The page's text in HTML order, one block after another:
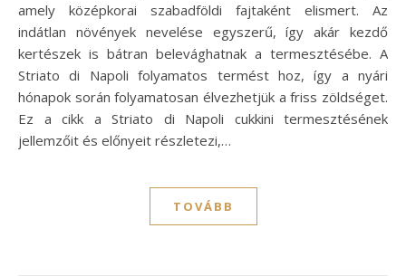
amely középkorai szabadföldi fajtaként elismert. Az
indátlan növények nevelése egyszerű, így akár kezdő
kertészek is bátran belevághatnak a termesztésébe. A
Striato di Napoli folyamatos termést hoz, így a nyári
hónapok során folyamatosan élvezhetjük a friss zöldséget.
Ez a cikk a Striato di Napoli cukkini termesztésének
jellemzőit és előnyeit részletezi,…
TOVÁBB